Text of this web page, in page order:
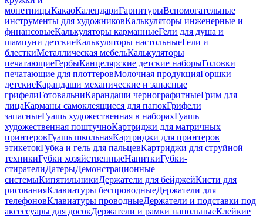
монетницыКакаоКалендариГарнитурыВспомогательные
инструменты для художниковКалькуляторы инженерные и
финансовыеКалькуляторы карманныеГели для душа и
шампуни детскиеКалькуляторы настольныеГели и
блесткиМеталлическая мебельКалькуляторы
печатающиеГербыКанцелярские детские наборыГоловки
печатающие для плоттеровМолочная продукцияГоршки
детскиеКарандаши механические и запасные
грифелиГотовальниКарандаши чернографитныеГрим для
лицаКарманы самоклеящиеся для папокГрифели
запасныеГуашь художественная в наборахГуашь
художественная поштучноКартриджи для матричных
принтеровГуашь школьнаяКартриджи для принтеров
этикетокГубка и гель для пальцевКартриджи для струйной
техникиГубки хозяйственныеНапиткиГубки-
стирателиДатерыДемонстрационные
системыКипятильникиДержатели для бейджейКисти для
рисованияКлавиатуры беспроводныеДержатели для
телефоновКлавиатуры проводныеДержатели и подставки под
аксессуары для досокДержатели и рамки напольныеКлейкие